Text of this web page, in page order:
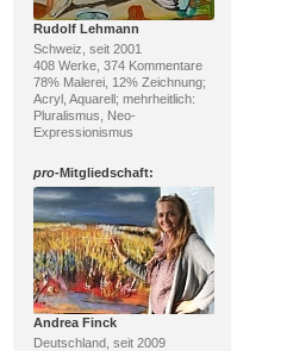
Rudolf Lehmann
Schweiz, seit 2001
408 Werke, 374 Kommentare
78% Malerei, 12% Zeichnung;
Acryl, Aquarell; mehrheitlich:
Pluralismus, Neo-
Expressionismus
pro-Mitgliedschaft:
Andrea Finck
Deutschland, seit 2009